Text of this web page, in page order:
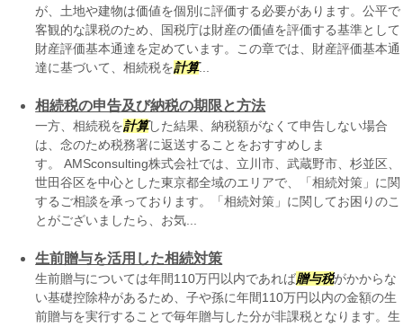
が、土地や建物は価値を個別に評価する必要があります。公平で
客観的な課税のため、国税庁は財産の価値を評価する基準として
財産評価基本通達を定めています。この章では、財産評価基本通
達に基づいて、相続税を計算...
相続税の申告及び納税の期限と方法
一方、相続税を計算した結果、納税額がなくて申告しない場合
は、念のため税務署に返送することをおすすめしま
す。 AMSconsulting株式会社では、立川市、武蔵野市、杉並区、
世田谷区を中心とした東京都全域のエリアで、「相続対策」に関
するご相談を承っております。「相続対策」に関してお困りのこ
とがございましたら、お気...
生前贈与を活用した相続対策
生前贈与については年間110万円以内であれば贈与税がかからな
い基礎控除枠があるため、子や孫に年間110万円以内の金額の生
前贈与を実行することで毎年贈与した分が非課税となります。生